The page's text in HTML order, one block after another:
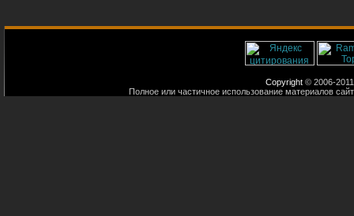
Copyright © 2006-
Полное или частичное использование материалов